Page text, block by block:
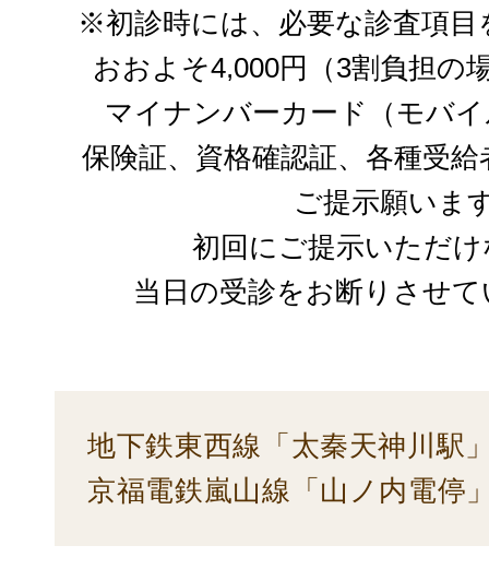
※初診時には、必要な診査項
おおよそ4,000円（3割負担の
マイナンバーカード（モバ
保険証、資格確認証、各種受
ご提示願いま
初回にご提示いただ
当日の受診をお断りさせ
地下鉄東西線「太秦天神川駅
京福電鉄嵐山線「山ノ内電停